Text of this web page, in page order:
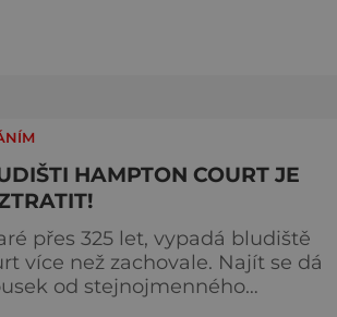
HAMPTON COURT JE
přes 325 let, vypadá bludiště
více než zachovale. Najít se dá
od stejnojmenného